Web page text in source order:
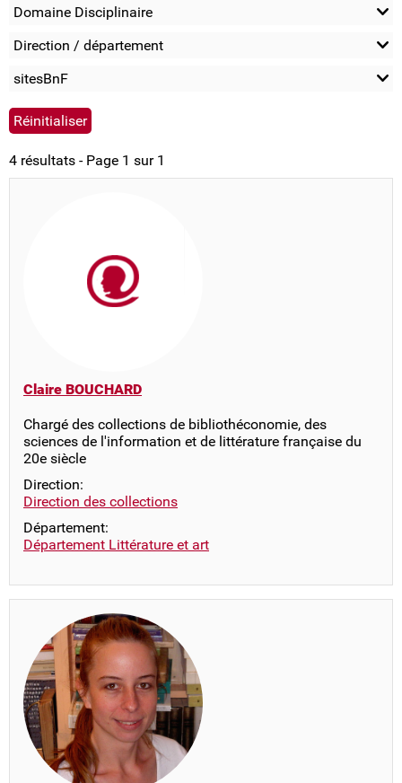
Domaine Disciplinaire
Direction / département
sitesBnF
4 résultats - Page 1 sur 1
Claire BOUCHARD
Chargé des collections de bibliothéconomie, des
sciences de l'information et de littérature française du
20e siècle
Direction:
Direction des collections
Département:
Département Littérature et art